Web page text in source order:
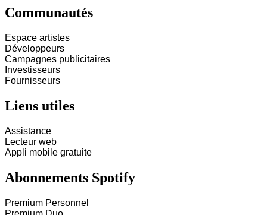
Communautés
Espace artistes
Développeurs
Campagnes publicitaires
Investisseurs
Fournisseurs
Liens utiles
Assistance
Lecteur web
Appli mobile gratuite
Abonnements Spotify
Premium Personnel